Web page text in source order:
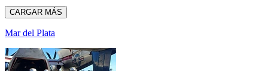
CARGAR MÁS
Mar del Plata